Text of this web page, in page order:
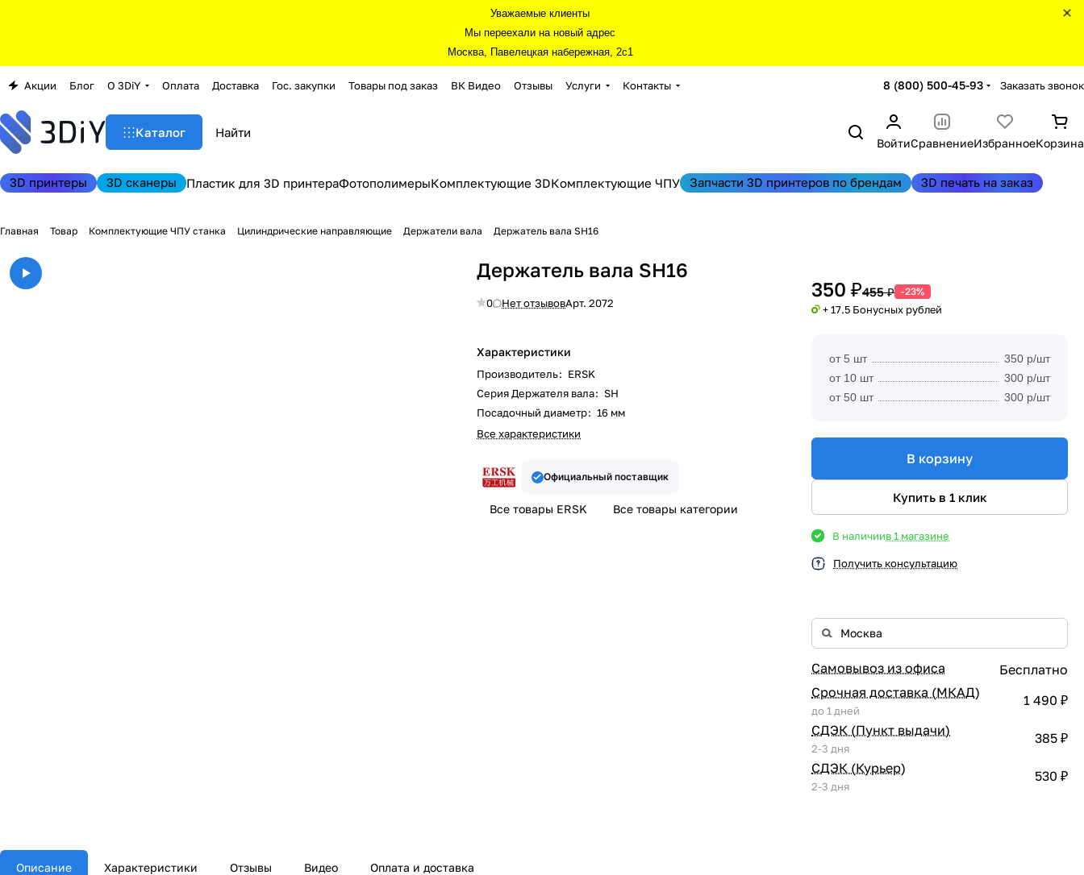
Уважаемые клиенты
Мы переехали на новый адрес
Москва, Павелецкая набережная, 2с1
Акции Блог О 3DiY Оплата Доставка Гос. закупки Товары под заказ ВК Видео Отзывы Услуги Контакты 8 (800) 500-45-93 Заказать звонок
Каталог
ВойтиСравнениеИзбранноеКорзина
3D принтеры 3D сканеры Пластик для 3D принтераФотополимерыКомплектующие 3DКомплектующие ЧПУ Запчасти 3D принтеров по брендам 3D печать на заказ
Главная Товар Комплектующие ЧПУ станка Цилиндрические направляющие Держатели вала Держатель вала SH16
Держатель вала SH16
0 Нет отзывовАрт.2072
Характеристики
Производитель: ERSK
Серия Держателя вала: SH
Посадочный диаметр: 16 мм
Все характеристики
Официальный поставщик
Все товары ERSK Все товары категории
350 ₽455 ₽ -23%
+ 17.5 Бонусных рублей
от 5 шт
350 р/шт
от 10 шт
300 р/шт
от 50 шт
300 р/шт
В корзину
Купить в 1 клик
В наличиив 1 магазине
Получить консультацию
Самовывоз из офиса
Бесплатно
Срочная доставка (МКАД)
до 1 дней
1 490 ₽
СДЭК (Пункт выдачи)
2-3 дня
385 ₽
СДЭК (Курьер)
2-3 дня
530 ₽
Описание Характеристики Отзывы Видео Оплата и доставка